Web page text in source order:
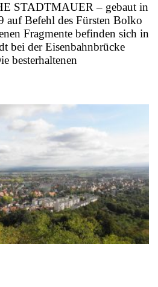
STADTMAUER – gebaut in
auf Befehl des Fürsten Bolko
Fragmente befinden sich in
bei der Eisenbahnbrücke
besterhaltenen